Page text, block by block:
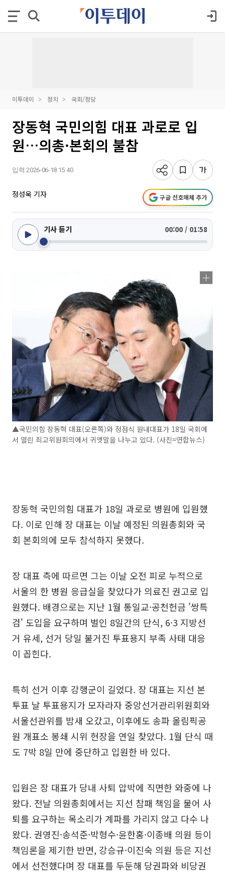
이투데이 정치 국회/정당
장동혁 국민의힘 대표 과로로 입
원…의총·본회의 불참
입력 2026-06-18 15:40
정성욱 기자 구글 선호매체 추가
기사 듣기 00:00 / 01:58
▲국민의힘 장동혁 대표(오른쪽)와 정점식 원내대표가 18일 국회에
서 열린 최고위원회의에서 귀엣말을 나누고 있다. (사진=연합뉴스)
장동혁 국민의힘 대표가 18일 과로로 병원에 입원했
다. 이로 인해 장 대표는 이날 예정된 의원총회와 국
회 본회의에 모두 참석하지 못했다.
장 대표 측에 따르면 그는 이날 오전 피로 누적으로
서울의 한 병원 응급실을 찾았다가 의료진 권고로 입
원했다. 배경으로는 지난 1월 통일교·공천헌금 '쌍특
검' 도입을 요구하며 벌인 8일간의 단식, 6·3 지방선
거 유세, 선거 당일 불거진 투표용지 부족 사태 대응
이 꼽힌다.
특히 선거 이후 강행군이 길었다. 장 대표는 지선 본
투표 날 투표용지가 모자라자 중앙선거관리위원회와
서울선관위를 밤새 오갔고, 이후에도 송파 올림픽공
원 개표소 봉쇄 시위 현장을 연일 찾았다. 1월 단식 때
도 7박 8일 만에 중단하고 입원한 바 있다.
입원은 장 대표가 당내 사퇴 압박에 직면한 와중에 나
왔다. 전날 의원총회에서는 지선 참패 책임을 물어 사
퇴를 요구하는 목소리가 계파를 가리지 않고 다수 나
왔다. 권영진·송석준·박형수·윤한홍·이종배 의원 등이
책임론을 제기한 반면, 강승규·이진숙 의원 등은 지선
에서 선전했다며 장 대표를 두둔해 당권파와 비당권